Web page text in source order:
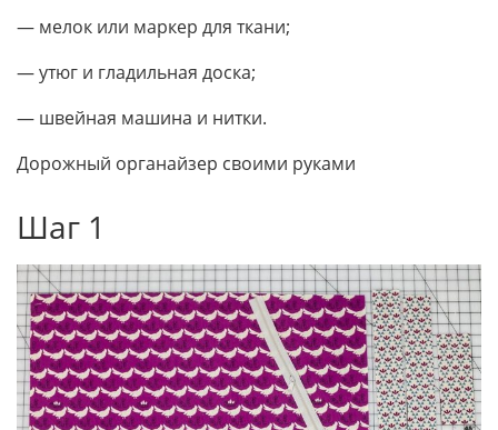
— мелок или маркер для ткани;
— утюг и гладильная доска;
— швейная машина и нитки.
Дорожный органайзер своими руками
Шаг 1